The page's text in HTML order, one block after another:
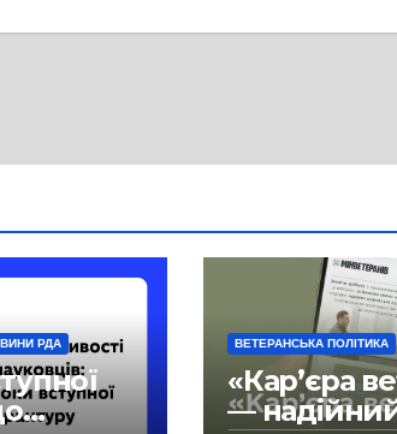
РДА ВЕТЕРАНСЬКА ПОЛІТИКА
«Кар’єра
—